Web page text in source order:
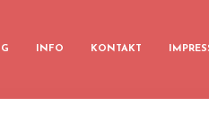
INFO KONTAKT